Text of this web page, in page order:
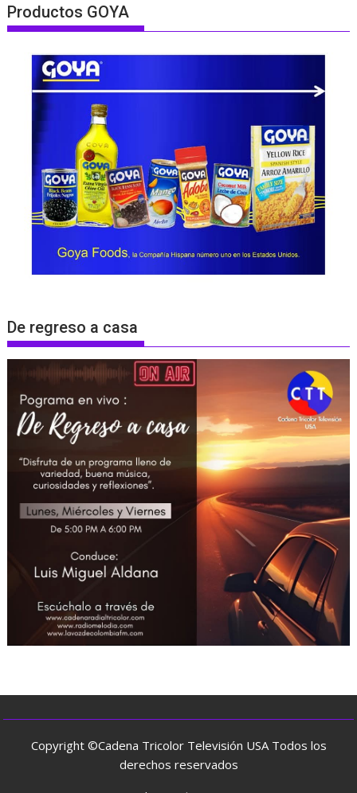
Productos GOYA
De regreso a casa
Copyright ©Cadena Tricolor Televisión USA Todos los
derechos reservados